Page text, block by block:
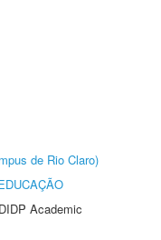
de Rio Claro)
Academic